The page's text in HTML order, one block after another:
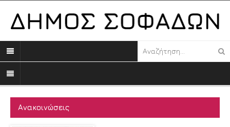
Ανακοινώσεις